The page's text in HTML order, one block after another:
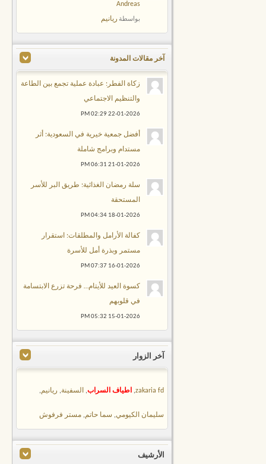
Andreas
بواسطة ريانيم
آخر مقالات المدونة
زكاة الفطر: عبادة عملية تجمع بين الطاعة
والتنظيم الاجتماعي
22-01-2026
02:29 PM
أفضل جمعية خيرية في السعودية: أثر
مستدام وبرامج شاملة
21-01-2026
06:31 PM
سلة رمضان الغذائية: طريق البر للأسر
المستحقة
18-01-2026
04:34 PM
كفالة الأرامل والمطلقات: استقرار
مستمر وبذرة أمل للأسرة
16-01-2026
07:37 PM
كسوة العيد للأيتام… فرحة تزرع الابتسامة
في قلوبهم
15-01-2026
05:32 PM
آخر الزوار
zakaria fd
, اطياف السراب, السفينة, ريانيم,
سليمان الكيومي, سما حاتم, مستر فرفوش
الأرشيف